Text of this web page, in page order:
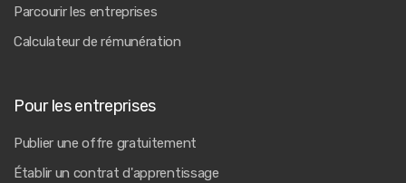
Parcourir les entreprises
Calculateur de rémunération
Pour les entreprises
Publier une offre gratuitement
Établir un contrat d'apprentissage